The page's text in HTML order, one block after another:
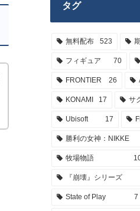
タグ
無料配布 523
フィギュア 70
FRONTIER 26
KONAMI 17 サ
Ubisoft 17
勝利の女神：NIKKE
牧場物語
『崩壊』シリーズ
State of Play 7